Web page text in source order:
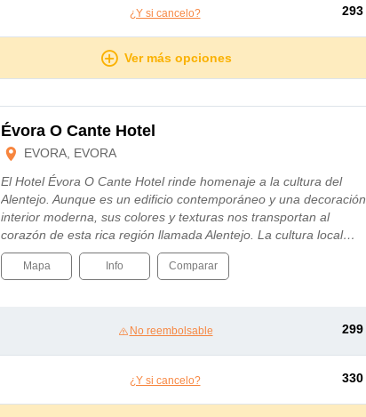
¿Y si cancelo? 293
Ver más opciones
Évora O Cante Hotel
EVORA, EVORA
El Hotel Évora O Cante Hotel rinde homenaje a la cultura del
Alentejo. Aunque es un edificio contemporáneo y una decoración
interior moderna, sus colores y texturas nos transportan al
corazón de esta rica región llamada Alentejo. La cultura local…
Mapa Info Comparar
No reembolsable 299
¿Y si cancelo? 330